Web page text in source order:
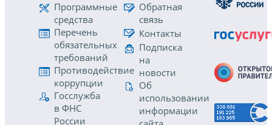
Программные
средства
Перечень
обязательных
требований
Противодействие
коррупции
Госслужба
в ФНС
России
Обратная
связь
Контакты
Подписка
на
новости
Об
использовании
информации